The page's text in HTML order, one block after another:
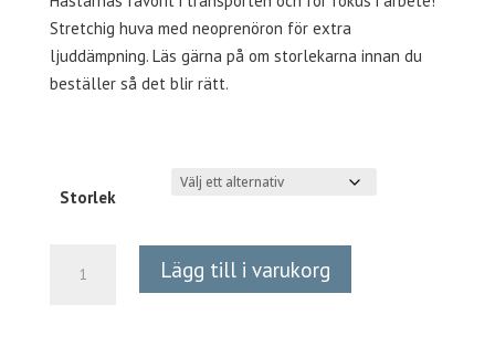
Stretchig huva med neoprenöron för extra
ljuddämpning. Läs gärna på om storlekarna innan du
beställer så det blir rätt.
Storlek
huva
Lägg till i varukorg